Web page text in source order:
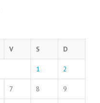
V S D
1 2
7 8 9